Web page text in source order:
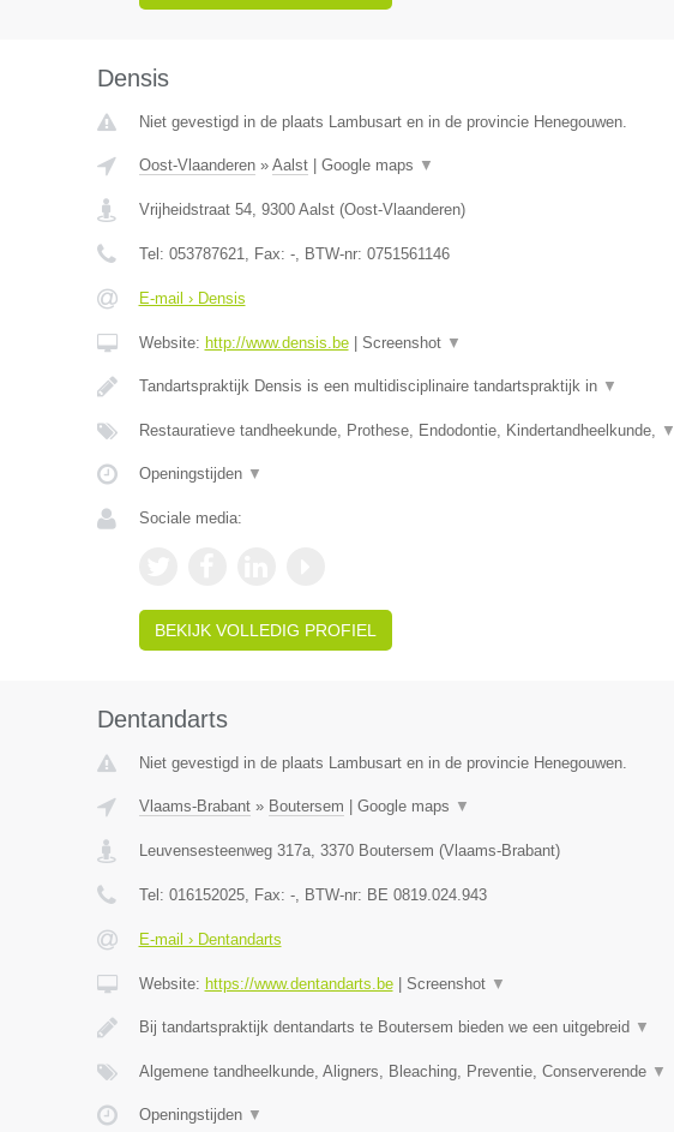
Densis
Niet gevestigd in de plaats Lambusart en in de provincie Henegouwen.
Oost-Vlaanderen» Aalst| Google maps ▼
Vrijheidstraat 54, 9300 Aalst(Oost-Vlaanderen)
Tel: 053787621, Fax: -, BTW-nr: 0751561146
E-mail › Densis
Website: http://www.densis.be| Screenshot ▼
Tandartspraktijk Densis is een multidisciplinaire tandartspraktijk in ▼
Restauratieve tandheekunde, Prothese, Endodontie, Kindertandheelkunde, ▼
Openingstijden ▼
Sociale media:
BEKIJK VOLLEDIG PROFIEL
Dentandarts
Niet gevestigd in de plaats Lambusart en in de provincie Henegouwen.
Vlaams-Brabant» Boutersem Google maps ▼
Leuvensesteenweg 317a, 3370 Boutersem (Vlaams-Brabant)
Tel: 016152025, Fax: -, BTW-nr: BE 0819.024.943
E-mail › Dentandarts
Website: https://www.dentandarts.be| Screenshot ▼
Bij tandartspraktijk dentandarts te Boutersem bieden we een uitgebreid ▼
Algemene tandheelkunde, Aligners, Bleaching, Preventie, Conserverende ▼
Openingstijden ▼